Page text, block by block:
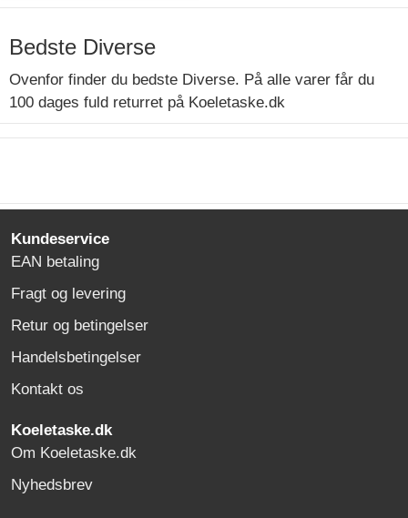
Bedste Diverse
Ovenfor finder du bedste Diverse. På alle varer får du
100 dages fuld returret på Koeletaske.dk
Kundeservice
EAN betaling
Fragt og levering
Retur og betingelser
Handelsbetingelser
Kontakt os
Koeletaske.dk
Om Koeletaske.dk
Nyhedsbrev